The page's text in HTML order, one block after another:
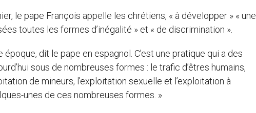
le pape François appelle les chrétiens, « à développer » « une
toutes les formes d’inégalité » et « de discrimination ».
époque, dit le pape en espagnol. C’est une pratique qui a des
sous de nombreuses formes : le trafic d’êtres humains,
de mineurs, l’exploitation sexuelle et l’exploitation à
unes de ces nombreuses formes. »